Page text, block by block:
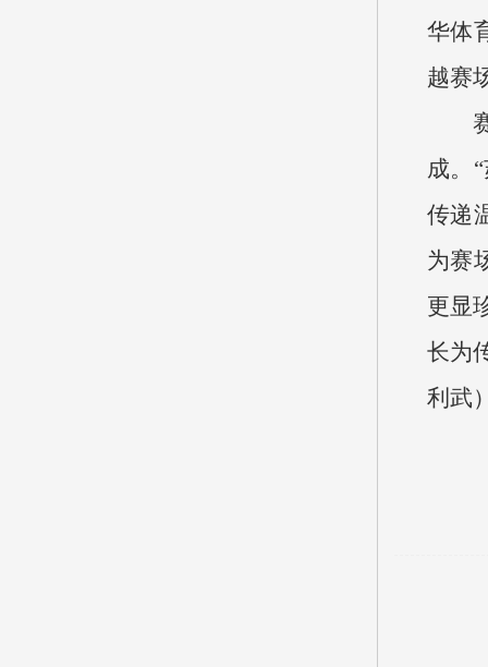
华体
越赛
成。
传递
为赛
更显
长为
利武